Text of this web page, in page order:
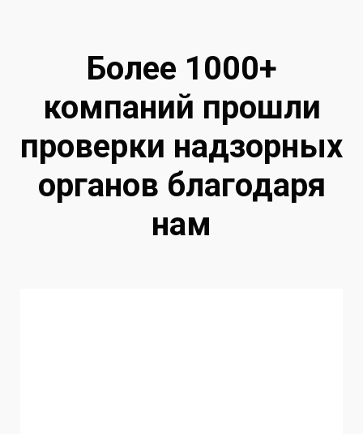
Более 1000+
компаний прошли
проверки надзорных
органов благодаря
нам